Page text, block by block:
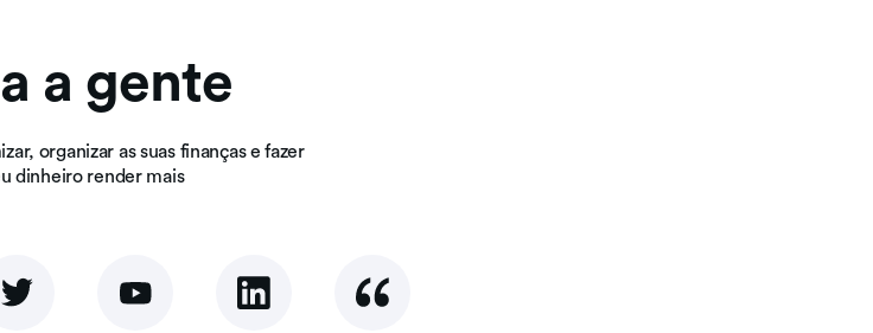
a gente
organizar as suas finanças e fazer
dinheiro render mais